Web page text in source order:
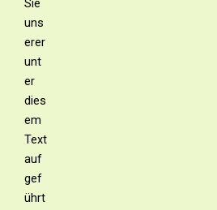
Sie
uns
erer
unt
er
dies
em
Text
auf
gef
ührt